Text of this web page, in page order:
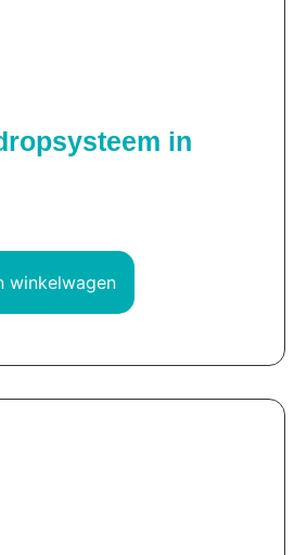
in
winkelwagen